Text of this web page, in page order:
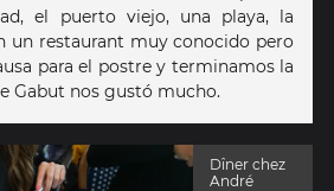
el puerto viejo, una playa, la
un restaurant muy conocido pero
para el postre y terminamos la
Gabut nos gustó mucho.
Dîner chez
André